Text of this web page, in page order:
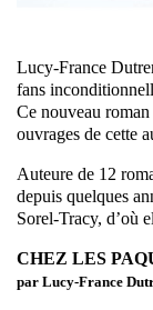
Lucy-France
fans
Ce nouveau
ouvrages de cette
Auteure de 12
depuis quelques
Sorel-Tracy, d’où
CHEZ LES
par Lucy-France